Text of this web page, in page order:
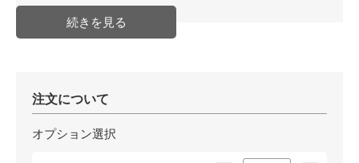
※他の設定を同時にお申し込み頂
発送日目安
生産等)
JAN
注文について
オプション選択